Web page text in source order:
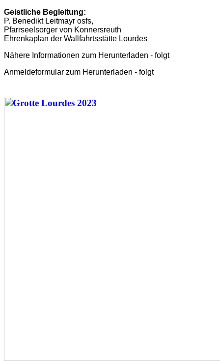
Geistliche Begleitung:
P. Benedikt Leitmayr osfs,
Pfarrseelsorger von Konnersreuth
Ehrenkaplan der Wallfahrtsstätte Lourdes
Nähere Informationen zum Herunterladen - folgt
Anmeldeformular zum Herunterladen - folgt